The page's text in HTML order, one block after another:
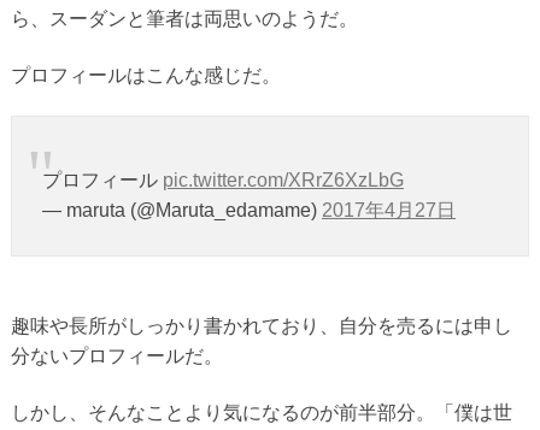
ら、スーダンと筆者は両思いのようだ。
プロフィールはこんな感じだ。
プロフィール pic.twitter.com/XRrZ6XzLbG
— maruta (@Maruta_edamame) 2017年4月27日
趣味や長所がしっかり書かれており、自分を売るには申し
分ないプロフィールだ。
しかし、そんなことより気になるのが前半部分。「僕は世